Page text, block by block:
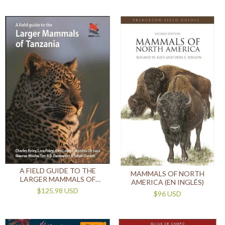
A FIELD GUIDE TO THE
LARGER MAMMALS OF
TANZANIA (EN INGLÉS)
$125.98 USD
MAMMALS OF NORTH
AMERICA (EN INGLÉS)
$96 USD